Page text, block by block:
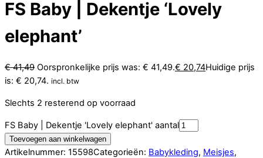
FS Baby | Dekentje ‘Lovely
elephant’
€41,49 Oorspronkelijke prijs was: € 41,49.€ 20,74Huidige prijs
is: € 20,74. incl. btw
Slechts 2 resterend op voorraad
FS Baby | Dekentje 'Lovely elephant' aantal
Toevoegen aan winkelwagen
Artikelnummer: 15598Categorieën: Babykleding, Meisjes,